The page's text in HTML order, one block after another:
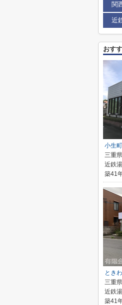
関
近
おす
小生
三重
近鉄
築41
とき
三重
近鉄
築41